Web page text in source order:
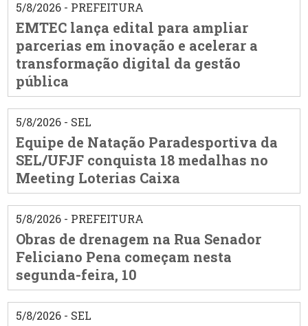
5/8/2026 - PREFEITURA
EMTEC lança edital para ampliar
parcerias em inovação e acelerar a
transformação digital da gestão
pública
5/8/2026 - SEL
Equipe de Natação Paradesportiva da
SEL/UFJF conquista 18 medalhas no
Meeting Loterias Caixa
5/8/2026 - PREFEITURA
Obras de drenagem na Rua Senador
Feliciano Pena começam nesta
segunda-feira, 10
5/8/2026 - SEL